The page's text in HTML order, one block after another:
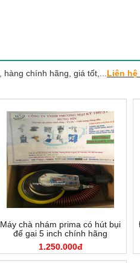
, hàng chính hãng, giá tốt,... Liên hệ
Máy chà nhám prima có hút bụi
đế gai 5 inch chính hãng
1.250.000đ